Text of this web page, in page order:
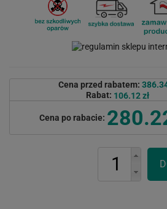
Cena przed rabatem:
Rabat: 106.12 zł
Cena po rabacie: